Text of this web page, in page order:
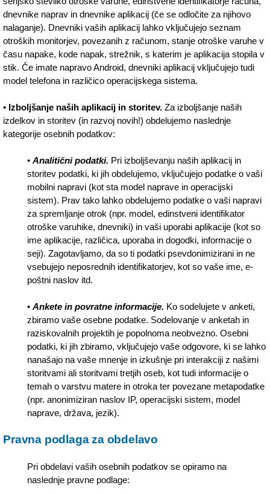
dnevnike naprav in dnevnike aplikacij (če se odločite za njihovo
nalaganje). Dnevniki vaših aplikacij lahko vključujejo seznam
otroških monitorjev, povezanih z računom, stanje otroške varuhe v
času napake, kode napak, strežnik, s katerim je aplikacija stopila v
stik. Če imate napravo Android, dnevniki aplikacij vključujejo tudi
model telefona in različico operacijskega sistema.
• Izboljšanje naših aplikacij in storitev. Za izboljšanje naših
izdelkov in storitev (in razvoj novih!) obdelujemo naslednje
kategorije osebnih podatkov:
•Analitični podatki. Pri izboljševanju naših aplikacij in
storitev podatki, ki jih obdelujemo, vključujejo podatke o vaši
mobilni napravi (kot sta model naprave in operacijski
sistem). Prav tako lahko obdelujemo podatke o vaši napravi
za spremljanje otrok (npr. model, edinstveni identifikator
otroške varuhike, dnevniki) in vaši uporabi aplikacije (kot so
ime aplikacije, različica, uporaba in dogodki, informacije o
seji). Zagotavljamo, da so ti podatki psevdonimizirani in ne
vsebujejo neposrednih identifikatorjev, kot so vaše ime, e-
poštni naslov itd.
•Ankete in povratne informacije. Ko sodelujete v anketi,
zbiramo vaše osebne podatke. Sodelovanje v anketah in
raziskovalnih projektih je popolnoma neobvezno. Osebni
podatki, ki jih zbiramo, vključujejo vaše odgovore, ki se lahko
nanašajo na vaše mnenje in izkušnje pri interakciji z našimi
storitvami ali storitvami tretjih oseb, kot tudi informacije o
temah o varstvu matere in otroka ter povezane metapodatke
(npr. anonimiziran naslov IP, operacijski sistem, model
naprave, država, jezik).
Pravna podlaga za obdelavo
Pri obdelavi vaših osebnih podatkov se opiramo na
naslednje pravne podlage: